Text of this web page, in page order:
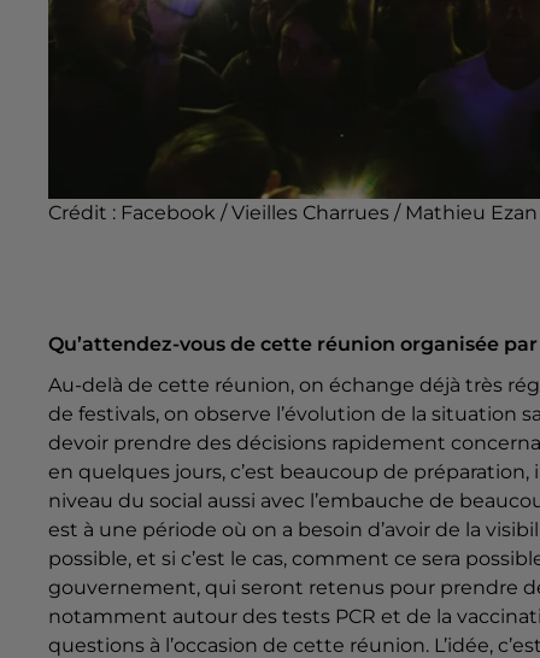
Crédit : Facebook / Vieilles Charrues / Mathieu Ezan
Qu’attendez-vous de cette réunion organisée
Au-delà de cette réunion, on échange déjà très
de festivals, on observe l’évolution de la situation
devoir prendre des décisions rapidement
en quelques jours, c’est beaucoup de
niveau du social aussi avec l’embauche de
est à une période où on a besoin d’avoir de la
possible, et si c’est le cas, comment ce sera
gouvernement, qui seront retenus pour prendre
notamment autour des tests PCR et de la
questions à l’occasion de cette réunion. L’idée,